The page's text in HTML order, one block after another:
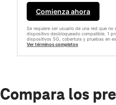
Comienza ahora
Se requiere ser usuario de una red que
dispositivo desbloqueado compatible. 1
dispositivos 5G, cobertura y pruebas en
Ver términos completos
Compara los